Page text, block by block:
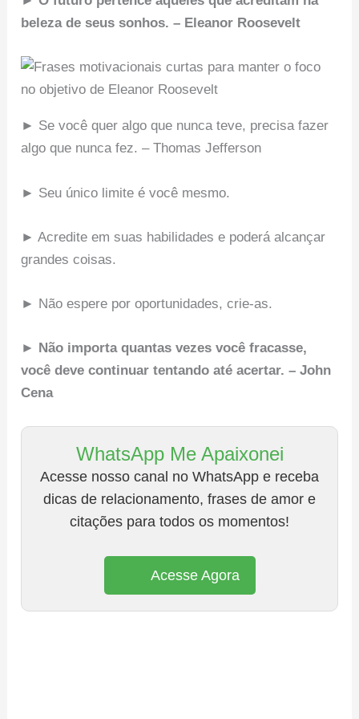
beleza de seus sonhos. – Eleanor Roosevelt
► Se você quer algo que nunca teve, precisa fazer
algo que nunca fez. – Thomas Jefferson
► Seu único limite é você mesmo.
► Acredite em suas habilidades e poderá alcançar
grandes coisas.
► Não espere por oportunidades, crie-as.
► Não importa quantas vezes você fracasse,
você deve continuar tentando até acertar. – John
Cena
WhatsApp Me Apaixonei
Acesse nosso canal no WhatsApp e receba
dicas de relacionamento, frases de amor e
citações para todos os momentos!
Acesse Agora